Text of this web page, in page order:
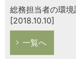
総務担当者の環
[2018.10.10]
一覧へ